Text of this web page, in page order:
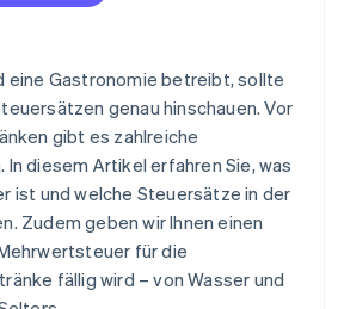
eine Gastronomie betreibt, sollte
genau hinschauen. Vor
gibt es zahlreiche
In diesem Artikel erfahren Sie, was
ist und welche Steuersätze in der
Zudem geben wir Ihnen einen
für die
fällig wird – von Wasser und